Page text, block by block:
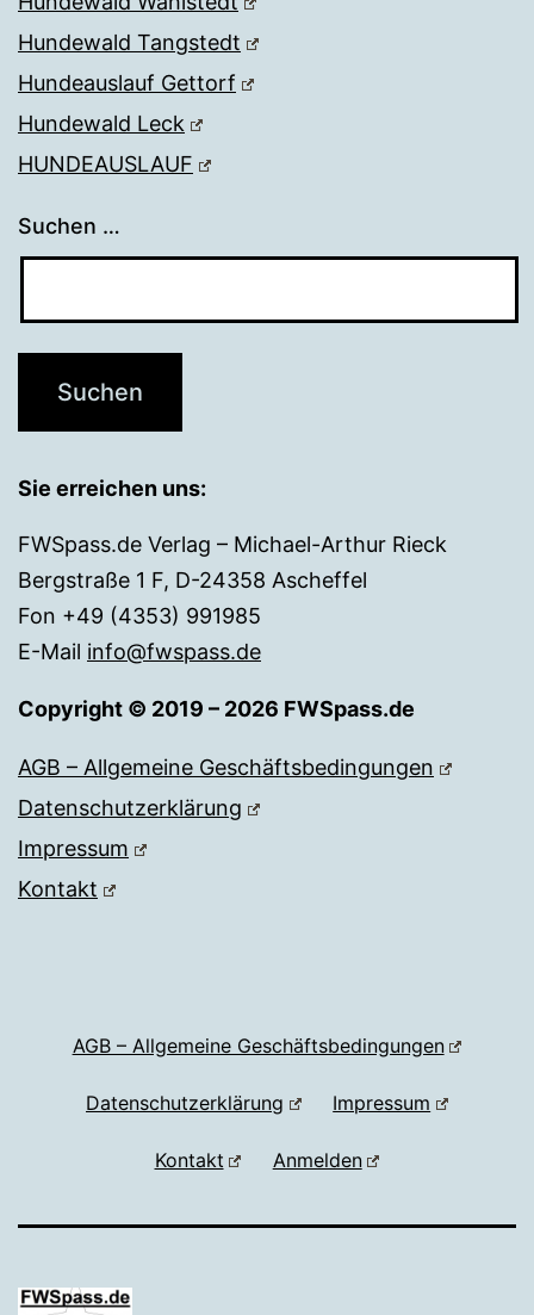
Hundewald Tangstedt
Hundeauslauf Gettorf
Hundewald Leck
HUNDEAUSLAUF
Suchen …
Sie erreichen uns:
FWSpass.de Verlag – Michael-Arthur Rieck
Bergstraße 1 F, D-24358 Ascheffel
Fon +49 (4353) 991985
E-Mail info@fwspass.de
Copyright © 2019 – 2026 FWSpass.de
AGB – Allgemeine Geschäftsbedingungen
Datenschutzerklärung
Impressum
Kontakt
AGB – Allgemeine Geschäftsbedingungen
Datenschutzerklärung Impressum
Kontakt Anmelden